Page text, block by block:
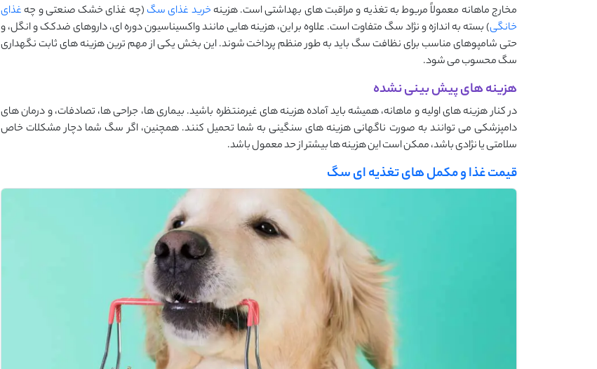
مخارج ماهانه معمولاً مربوط به تغذیه و مراقبت‌ های بهداشتی است. هزینهخرید غذای سگ(چه غذای خشک صنعتی و چهغذای
خانگی) بسته به اندازه و نژاد سگ متفاوت است. علاوه بر این، هزینه‌ هایی مانند واکسیناسیون دوره‌ ای، داروهای ضدکک و انگل، و
حتی شامپوهای مناسب برای نظافت سگ باید به طور منظم پرداخت شوند. این بخش یکی از مهم‌ ترین هزینه‌ های ثابت نگهداری
سگ محسوب می ‌شود.
هزینه های پیش بینی نشده
در کنار هزینه ‌های اولیه و ماهانه، همیشه باید آماده هزینه‌ های غیرمنتظره باشید. بیماری ‌ها، جراحی ‌ها، تصادفات، و درمان ‌های
دامپزشکی می ‌توانند به‌ صورت ناگهانی هزینه‌ های سنگینی به شما تحمیل کنند. همچنین، اگر سگ شما دچار مشکلات خاص
سلامتی یا نژادی باشد، ممکن است این هزینه ‌ها بیشتر از حد معمول باشد.
قیمت غذا و مکمل ‌های تغذیه ‌ای سگ